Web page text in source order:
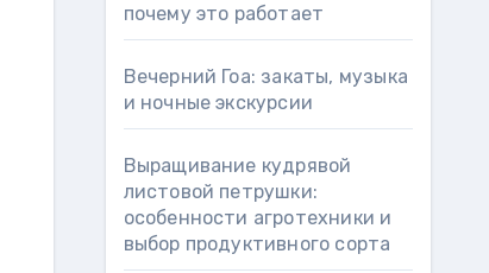
почему это работает
Вечерний Гоа: закаты, музыка
и ночные экскурсии
Выращивание кудрявой
листовой петрушки:
особенности агротехники и
выбор продуктивного сорта